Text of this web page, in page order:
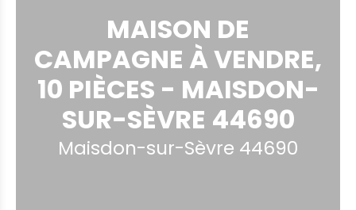
MAISON DE
CAMPAGNE À VENDRE,
10 PIÈCES - MAISDON-
SUR-SÈVRE 44690
Maisdon-sur-Sèvre 44690